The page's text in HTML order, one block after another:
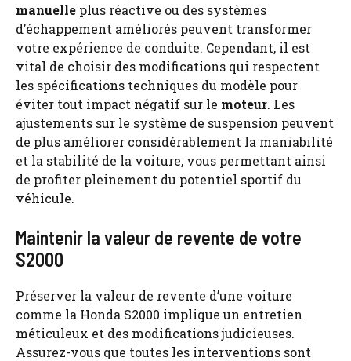
manuelle plus réactive ou des systèmes
d’échappement améliorés peuvent transformer
votre expérience de conduite. Cependant, il est
vital de choisir des modifications qui respectent
les spécifications techniques du modèle pour
éviter tout impact négatif sur le moteur. Les
ajustements sur le système de suspension peuvent
de plus améliorer considérablement la maniabilité
et la stabilité de la voiture, vous permettant ainsi
de profiter pleinement du potentiel sportif du
véhicule.
Maintenir la valeur de revente de votre
S2000
Préserver la valeur de revente d’une voiture
comme la Honda S2000 implique un entretien
méticuleux et des modifications judicieuses.
Assurez-vous que toutes les interventions sont